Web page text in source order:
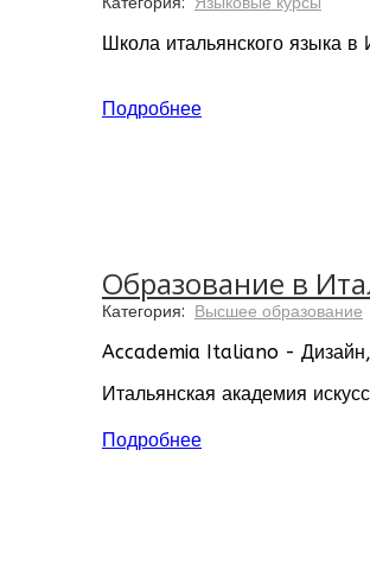
Школа итальянского языка
Подробнее
Образование в
Категория: Высшее образование
Accademia Italiano -
Итальянская академия
Подробнее